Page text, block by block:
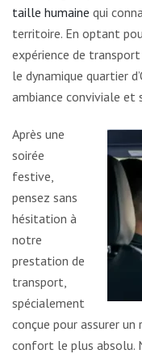
taille humaine qui
territoire. En optant
expérience de
le dynamique quartier
ambiance conviviale et
Après une
soirée
festive,
pensez sans
hésitation à
notre
prestation de
transport,
spécialement
conçue pour assurer
confort le plus absolu.